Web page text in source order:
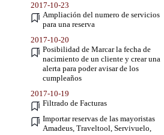
2017-10-23
Ampliación del numero de servicios
para una reserva
2017-10-20
Posibilidad de Marcar la fecha de
nacimiento de un cliente y crear una
alerta para poder avisar de los
cumpleaños
2017-10-19
Filtrado de Facturas
Importar reservas de las mayoristas
Amadeus, Traveltool, Servivuelo,